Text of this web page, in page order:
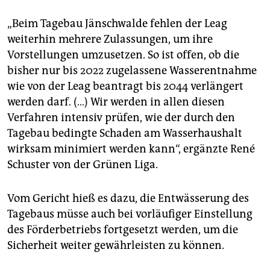
„Beim Tagebau Jänschwalde fehlen der Leag
weiterhin mehrere Zulassungen, um ihre
Vorstellungen umzusetzen. So ist offen, ob die
bisher nur bis 2022 zugelassene Wasserentnahme
wie von der Leag beantragt bis 2044 verlängert
werden darf. (…) Wir werden in allen diesen
Verfahren intensiv prüfen, wie der durch den
Tagebau bedingte Schaden am Wasserhaushalt
wirksam minimiert werden kann“, ergänzte René
Schuster von der Grünen Liga.
Vom Gericht hieß es dazu, die Entwässerung des
Tagebaus müsse auch bei vorläufiger Einstellung
des Förderbetriebs fortgesetzt werden, um die
Sicherheit weiter gewährleisten zu können.